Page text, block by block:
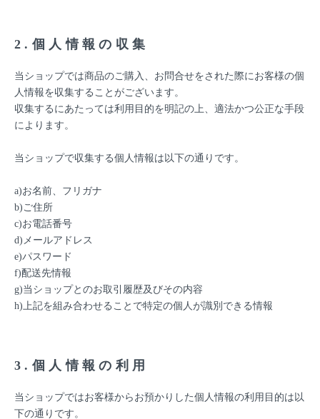
2.個人情報の収集
当ショップでは商品のご購入、お問合せをされた際にお客様の個
人情報を収集することがございます。
収集するにあたっては利用目的を明記の上、適法かつ公正な手段
によります。
当ショップで収集する個人情報は以下の通りです。
a)お名前、フリガナ
b)ご住所
c)お電話番号
d)メールアドレス
e)パスワード
f)配送先情報
g)当ショップとのお取引履歴及びその内容
h)上記を組み合わせることで特定の個人が識別できる情報
3.個人情報の利用
当ショップではお客様からお預かりした個人情報の利用目的は以
下の通りです。